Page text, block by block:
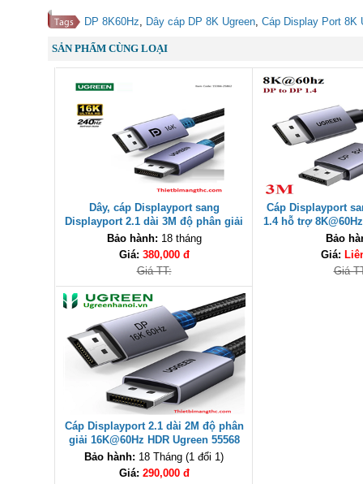
DP 8K60Hz, Dây cáp DP 8K Ugreen, Cáp Display Port 8K
SẢN PHẨM CÙNG LOẠI
Dây, cáp Displayport sang
Displayport 2.1 dài 3M độ phân giải
16K@60Hz HDR Ugreen 25862 cao
cấp
Bảo hành: 18 tháng
Giá: 380,000 đ
Giá TT:
Cáp Displayport
1.4 hỗ trợ
3M Ugreen
Bảo
Giá:
Giá
Cáp Displayport 2.1 dài 2M độ phân
giải 16K@60Hz HDR Ugreen 55568
cao cấp
Bảo hành: 18 Tháng (1 đổi 1)
Giá: 290,000 đ